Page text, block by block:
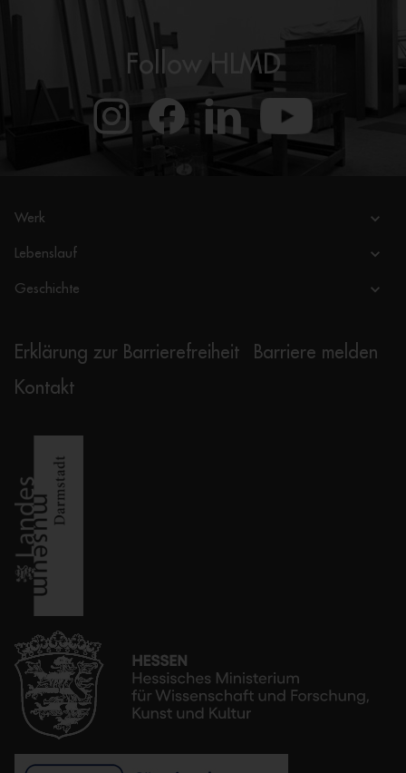
Follow HLMD
Werk
Lebenslauf
Geschichte
Erklärung zur Barrierefreiheit
Barriere melden
Kontakt